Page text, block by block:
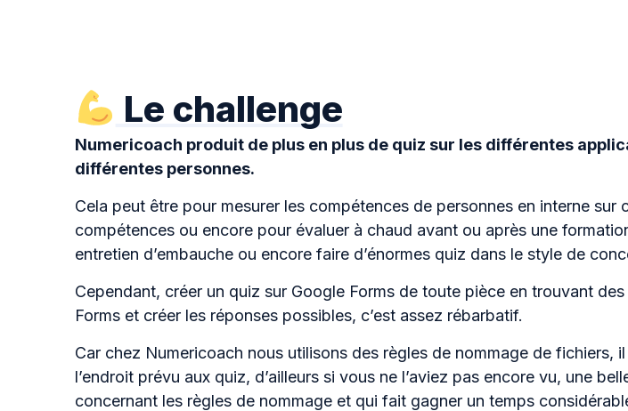
Numericoach produit de plus en plus de quiz sur les différentes
différentes personnes.
Cela peut être pour mesurer les compétences de personnes en interne
compétences ou encore pour évaluer à chaud avant ou après une
entretien d’embauche ou encore faire d’énormes quiz dans le style de
Cependant, créer un quiz sur Google Forms de toute pièce en trouvant
Forms et créer les réponses possibles, c’est assez rébarbatif.
Car chez Numericoach nous utilisons des règles de nommage de
l’endroit prévu aux quiz, d’ailleurs si vous ne l’aviez pas encore vu, une
concernant les règles de nommage et qui fait gagner un temps
Le challenge